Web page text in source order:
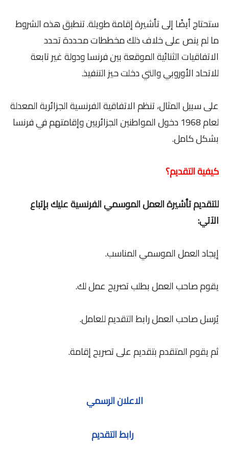
ستحتاج أيضًا إلى تأشيرة إقامة طويلة. تنطبق هذه الشروط
ما لم ينص على خلاف ذلك مخططات محددة تحدد
الاتفاقيات الثنائية الموقعة بين فرنسا ودولة غير تابعة
للاتحاد الأوروبي والتي دخلت حيز التنفيذ.
على سبيل المثال، تنظم الاتفاقية الفرنسية الجزائرية المعدلة
لعام 1968 دخول المواطنين الجزائريين وإقامتهم في فرنسا
بشكل كامل.
كيفية التقديم؟
للتقديم تأشيرة العمل الموسمي الفرنسية عليك بإتباع
الآتي:
إيجاد العمل الموسمي المناسب.
يقوم صاحب العمل بطلب تصريح عمل لك.
يُرسل صاحب العمل رابط التقديم للعامل.
ثم يقوم المتقدم بتقديم على تصريح إقامة.
الاعلان الرسمي
رابط التقديم